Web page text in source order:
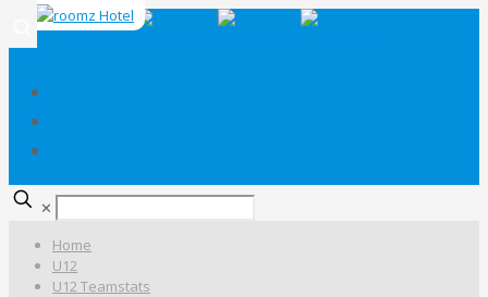
✕
Home
U12
U12 Teamstats